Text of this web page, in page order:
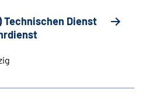
Technischen Dienst